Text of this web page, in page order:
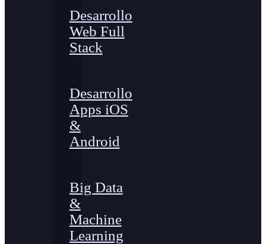
Desarrollo
Web Full
Stack
Desarrollo
Apps iOS
&
Android
Big Data
&
Machine
Learning